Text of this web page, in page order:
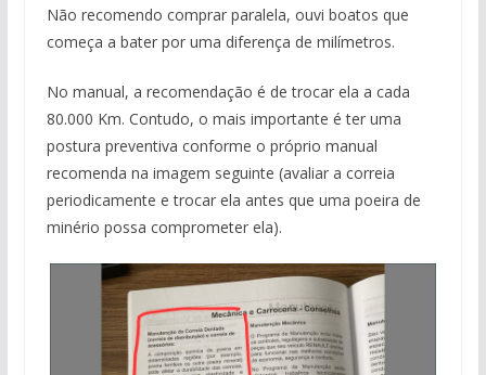
Não recomendo comprar paralela, ouvi boatos que
começa a bater por uma diferença de milímetros.
No manual, a recomendação é de trocar ela a cada
80.000 Km. Contudo, o mais importante é ter uma
postura preventiva conforme o próprio manual
recomenda na imagem seguinte (avaliar a correia
periodicamente e trocar ela antes que uma poeira de
minério possa comprometer ela).